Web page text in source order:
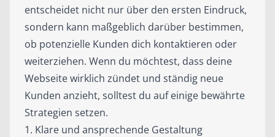
entscheidet nicht nur über den ersten Eindruck,
sondern kann maßgeblich darüber bestimmen,
ob potenzielle Kunden dich kontaktieren oder
weiterziehen. Wenn du möchtest, dass deine
Webseite wirklich zündet und ständig neue
Kunden anzieht, solltest du auf einige bewährte
Strategien setzen.
1. Klare und ansprechende Gestaltung